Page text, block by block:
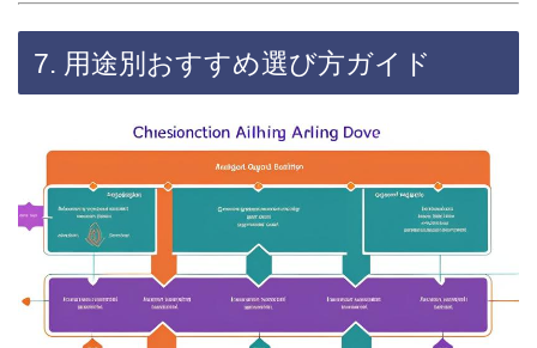
7. 用途別おすすめ選び方ガイド